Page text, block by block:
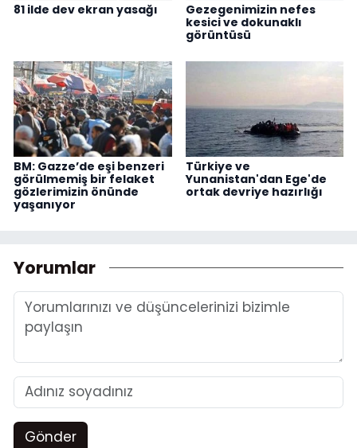
81 ilde dev ekran yasağı
Gezegenimizin nefes
kesici ve dokunaklı
görüntüsü
BM: Gazze’de eşi benzeri
görülmemiş bir felaket
gözlerimizin önünde
yaşanıyor
Türkiye ve
Yunanistan'dan Ege'de
ortak devriye hazırlığı
Yorumlar
Gönder